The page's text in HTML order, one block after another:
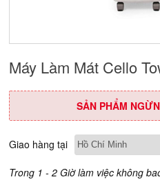
Máy Làm Mát Cello
SẢN PHẨM
Giao hàng tại
Trong 1 - 2 Giờ làm việc không